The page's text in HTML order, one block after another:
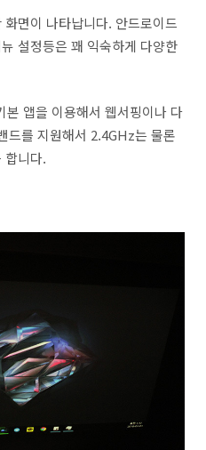
면이 나타납니다. 안드로이드
설정등은 꽤 익숙하게 다양한
앱을 이용해서 웹서핑이나 다
드를 지원해서 2.4GHz는 물론
합니다.